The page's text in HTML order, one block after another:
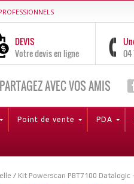
DEVIS
Votre devis en ligne
04
PARTAGEZ AVEC VOS AMIS
Point de vente PDA
/ Kit Powerscan PBT7100 Datalogic